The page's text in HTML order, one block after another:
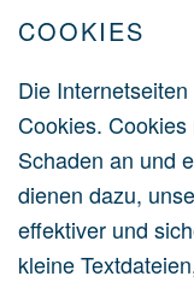
COOKIES
Die
Cookies.
Schaden an und
dienen dazu,
effektiver und
kleine